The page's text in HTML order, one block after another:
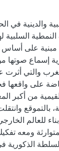
والدينية في
السلبية
على أساس
إسماع
والتي
على واقعها
من أكبر
بالتموقع
بناء للعالم
ومعه